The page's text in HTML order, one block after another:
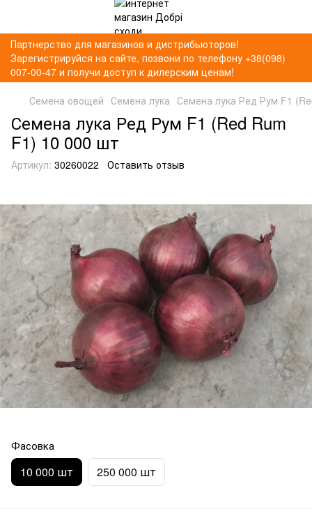
Партнерство для магазинов и дистрибьюторов!
Зарегистрируйся на сайте, позвони по телефону +38(098)
007-00-47 и получи доступ к дилерским ценам!
Семена овощей Семена лука Семена лука Ред Рум F1
Семена лука Ред Рум F1 (Red Rum
F1) 10 000 шт
Артикул: 30260022 Оставить отзыв
Фасовка
10 000 шт 250 000 шт